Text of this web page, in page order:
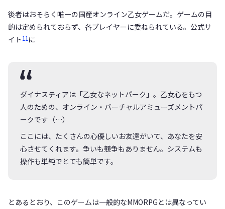
後者はおそらく唯一の国産オンライン乙女ゲームだ。ゲームの目
的は定められておらず、各プレイヤーに委ねられている。公式サ
イト11 に
ダイナスティアは「乙女なネットパーク」。乙女心をもつ
人のための、オンライン・バーチャルアミューズメントパ
ークです（…）
ここには、たくさんの心優しいお友達がいて、あなたを安
心させてくれます。争いも競争もありません。システムも
操作も単純でとても簡単です。
とあるとおり、このゲームは一般的なMMORPGとは異なってい